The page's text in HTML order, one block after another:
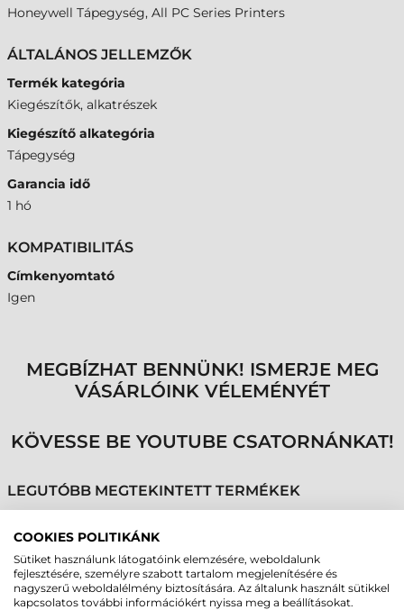
Honeywell Tápegység, All PC Series Printers
ÁLTALÁNOS JELLEMZŐK
Termék kategória
Kiegészítők, alkatrészek
Kiegészítő alkategória
Tápegység
Garancia idő
1 hó
KOMPATIBILITÁS
Címkenyomtató
Igen
MEGBÍZHAT BENNÜNK! ISMERJE MEG
VÁSÁRLÓINK VÉLEMÉNYÉT
KÖVESSE BE YOUTUBE CSATORNÁNKAT!
LEGUTÓBB MEGTEKINTETT TERMÉKEK
HONEYWELL
TÁPEGYSÉG, ALL PC
SERIES PRINTERS
COOKIES POLITIKÁNK
Sütiket használunk látogatóink elemzésére, weboldalunk
fejlesztésére, személyre szabott tartalom megjelenítésére és
nagyszerű weboldalélmény biztosítására. Az általunk használt sütikkel
kapcsolatos további információkért nyissa meg a beállításokat.